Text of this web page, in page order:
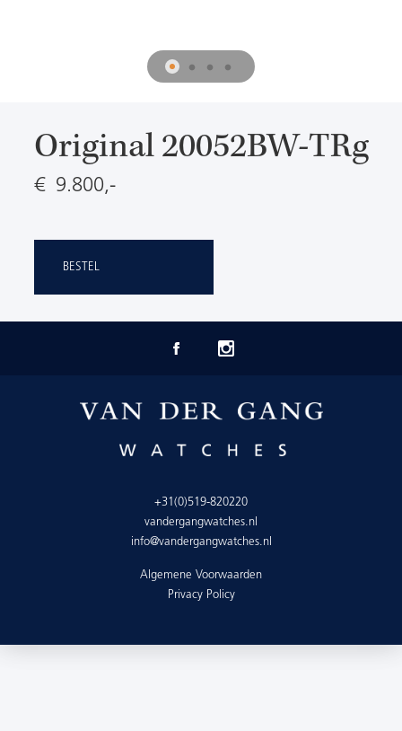
Original 20052BW-TRg
€ 9.800,-
BESTEL
+31(0)519-820220
vandergangwatches.nl
info@vandergangwatches.nl
Algemene Voorwaarden
Privacy Policy